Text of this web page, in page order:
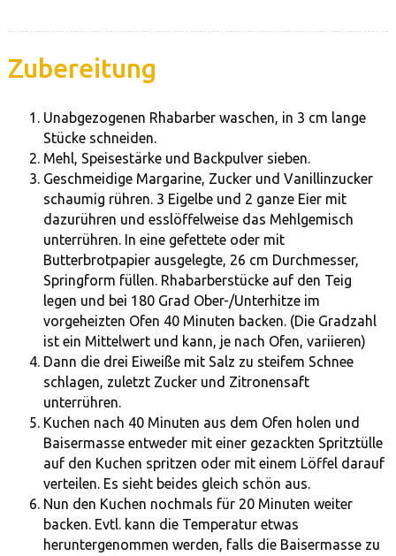
Zubereitung
Unabgezogenen Rhabarber waschen, in 3 cm lange
Stücke schneiden.
Mehl, Speisestärke und Backpulver sieben.
Geschmeidige Margarine, Zucker und Vanillinzucker
schaumig rühren. 3 Eigelbe und 2 ganze Eier mit
dazurühren und esslöffelweise das Mehlgemisch
unterrühren. In eine gefettete oder mit
Butterbrotpapier ausgelegte, 26 cm Durchmesser,
Springform füllen. Rhabarberstücke auf den Teig
legen und bei 180 Grad Ober-/Unterhitze im
vorgeheizten Ofen 40 Minuten backen. (Die Gradzahl
ist ein Mittelwert und kann, je nach Ofen, variieren)
Dann die drei Eiweiße mit Salz zu steifem Schnee
schlagen, zuletzt Zucker und Zitronensaft
unterrühren.
Kuchen nach 40 Minuten aus dem Ofen holen und
Baisermasse entweder mit einer gezackten Spritztülle
auf den Kuchen spritzen oder mit einem Löffel darauf
verteilen. Es sieht beides gleich schön aus.
Nun den Kuchen nochmals für 20 Minuten weiter
backen. Evtl. kann die Temperatur etwas
heruntergenommen werden, falls die Baisermasse zu